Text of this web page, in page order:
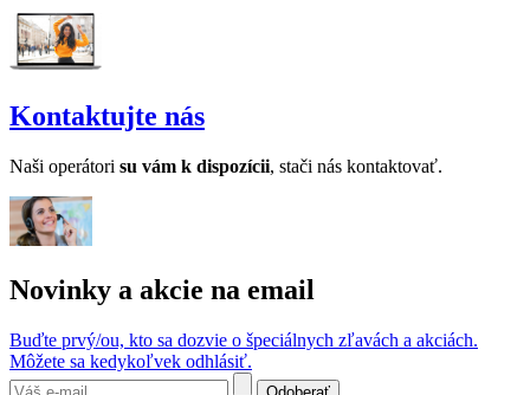
Kontaktujte nás
Naši operátori su vám k dispozícii, stači nás kontaktovať.
Novinky a akcie na email
Buďte prvý/ou, kto sa dozvie o špeciálnych zľavách a akciách.
Môžete sa kedykoľvek odhlásiť.